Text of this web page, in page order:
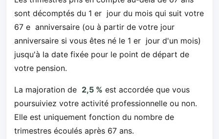
sont décomptés du 1 er jour du mois qui suit votre
67 e anniversaire (ou à partir de votre jour
anniversaire si vous êtes né le 1 er jour d'un mois)
jusqu'à la date fixée pour le point de départ de
votre pension.
La majoration de 2,5 % est accordée que vous
poursuiviez votre activité professionnelle ou non.
Elle est uniquement fonction du nombre de
trimestres écoulés après 67 ans.